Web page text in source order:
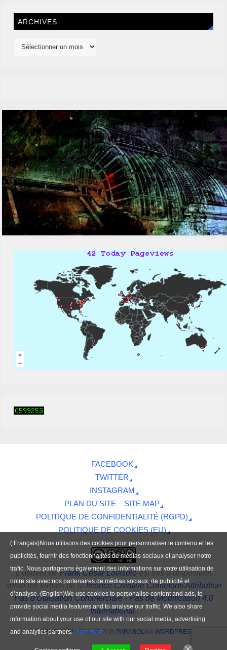
ARCHIVES
FACEBOOK
TWITTER
INSTAGRAM
PLAN DU SITE – SITE MAP
POLITIQUE DE CONFIDENTIALITÉ (RGPD)
POLITIQUE DE COOKIES (EU)
L'oeuvredeFrank César Lovisoloest mis à disposition
selon les termes de lalicence Creative Commons Attribution
Pas d'Utilisation Commerciale - Pas de Modification 4.0
International.
FIÈREMENT PROPULSÉ PAR PARABOLA& WORDPRESS.
( Français)Nous utilisons des cookies pour personnaliser le contenu et les
publicités, fournir des fonctionnalités de médias sociaux et analyser notre
trafic. Nous partageons également des informations sur votre utilisation de
notre site avec nos partenaires de médias sociaux, de publicité et
d’analyse. (English)We use cookies to personalise content and ads, to
provide social media features and to analyse our traffic. We also share
information about your use of our site with our social media, advertising
and analytics partners.View more